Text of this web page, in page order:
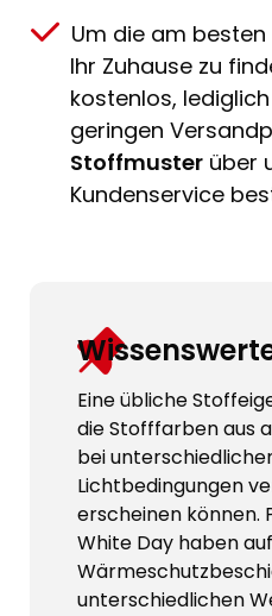
Um die am
Ihr Zuhause zu
kostenlos,
geringen
Stoffmuster über
Kundenservice
Eine übliche
die Stofffarben aus
bei
Lichtbedingungen
erscheinen können.
White Day haben
unterschiedlichen